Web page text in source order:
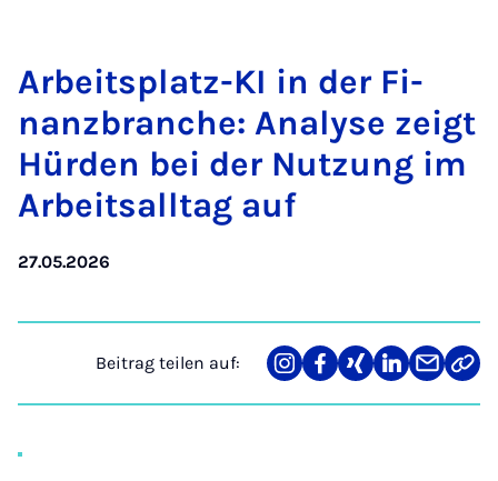
Ar­beits­platz-KI in der Fi­
nanz­bran­che: Ana­ly­se zeigt
Hür­den bei der Nut­zung im
Ar­beit­s­all­tag auf
27.05.2026
Beitrag teilen auf:
Teilen
auf
Teilen
auf
Teilen
auf
Teilen
auf
Teilen
über
Link